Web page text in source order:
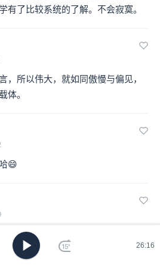
26:16
有了比较系统的了解。不会寂寞。
，所以伟大，就如同傲慢与偏见，
体。
😄